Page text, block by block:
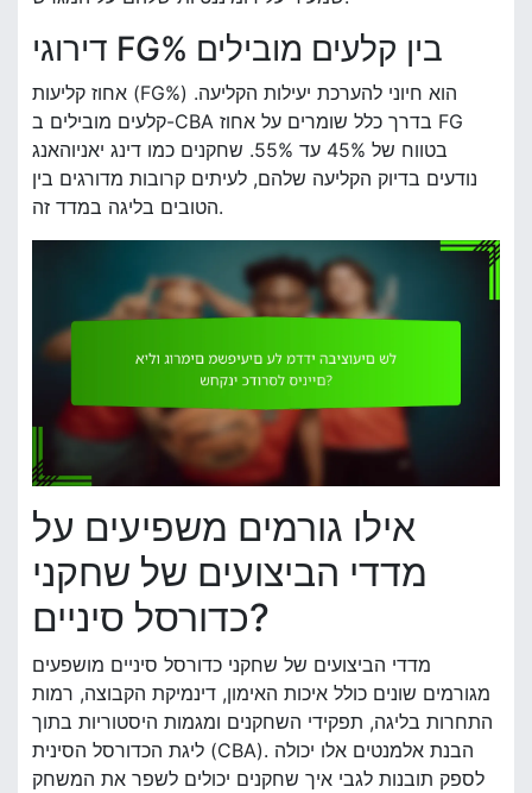
דירוגי FG% בין קלעים מובילים
אחוז קליעות (FG%) הוא חיוני להערכת יעילות הקליעה.
קלעים מובילים ב-CBA בדרך כלל שומרים על אחוז FG
בטווח של 45% עד 55%. שחקנים כמו דינג יאניוהאנג
נודעים בדיוק הקליעה שלהם, לעיתים קרובות מדורגים בין
הטובים בליגה במדד זה.
אילו גורמים משפיעים על
מדדי הביצועים של שחקני
כדורסל סיניים?
מדדי הביצועים של שחקני כדורסל סיניים מושפעים
מגורמים שונים כולל איכות האימון, דינמיקת הקבוצה, רמות
התחרות בליגה, תפקידי השחקנים ומגמות היסטוריות בתוך
ליגת הכדורסל הסינית (CBA). הבנת אלמנטים אלו יכולה
לספק תובנות לגבי איך שחקנים יכולים לשפר את המשחק